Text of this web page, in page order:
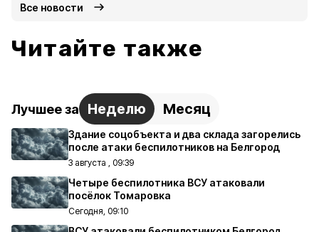
Все новости
Читайте также
Лучшее за Неделю Месяц
Здание соцобъекта и два склада загорелись
после атаки беспилотников на Белгород
3 августа , 09:39
Четыре беспилотника ВСУ атаковали
посёлок Томаровка
Сегодня, 09:10